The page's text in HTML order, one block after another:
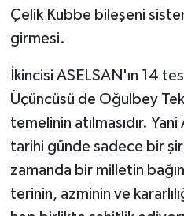
Çelik Kubbe bileşeni
girmesi.
İkincisi ASELSAN'ın 14
Üçüncüsü de Oğulbey
temelinin atılmasıdır. Yani
tarihi günde sadece bir
zamanda bir milletin
terinin, azminin ve